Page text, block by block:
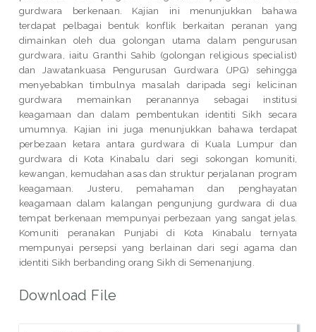
gurdwara berkenaan. Kajian ini menunjukkan bahawa
terdapat pelbagai bentuk konflik berkaitan peranan yang
dimainkan oleh dua golongan utama dalam pengurusan
gurdwara, iaitu Granthi Sahib (golongan religious specialist)
dan Jawatankuasa Pengurusan Gurdwara (JPG) sehingga
menyebabkan timbulnya masalah daripada segi kelicinan
gurdwara memainkan peranannya sebagai institusi
keagamaan dan dalam pembentukan identiti Sikh secara
umumnya. Kajian ini juga menunjukkan bahawa terdapat
perbezaan ketara antara gurdwara di Kuala Lumpur dan
gurdwara di Kota Kinabalu dari segi sokongan komuniti,
kewangan, kemudahan asas dan struktur perjalanan program
keagamaan. Justeru, pemahaman dan penghayatan
keagamaan dalam kalangan pengunjung gurdwara di dua
tempat berkenaan mempunyai perbezaan yang sangat jelas.
Komuniti peranakan Punjabi di Kota Kinabalu ternyata
mempunyai persepsi yang berlainan dari segi agama dan
identiti Sikh berbanding orang Sikh di Semenanjung.
Download File